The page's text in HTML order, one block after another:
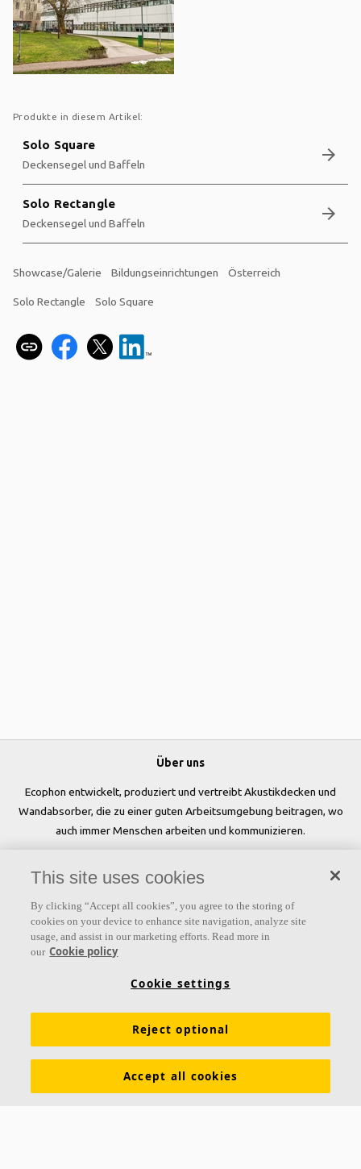
Produkte in diesem Artikel:
Solo Square
Deckensegel und Baffeln arrow_forward
Solo Rectangle
Deckensegel und Baffeln arrow_forward
Showcase/Galerie Bildungseinrichtungen Österreich
Solo Rectangle Solo Square
Über uns
Ecophon entwickelt, produziert und vertreibt Akustikdecken und
Wandabsorber, die zu einer guten Arbeitsumgebung beitragen, wo
auch immer Menschen arbeiten und kommunizieren.
Links
Funktionale Anforderungen Download Broschüren
Allgemeine Geschäftsbedingungen Impressum
This site uses cookies
By clicking “Accept all cookies”, you agree to the storing of
cookies on your device to enhance site navigation, analyze site
usage, and assist in our marketing efforts. Read more in
our Cookie policy
Cookie settings
Reject optional
Accept all cookies